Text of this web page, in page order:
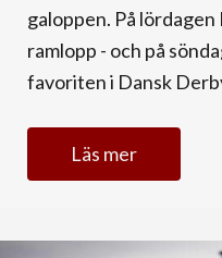
galoppen. På
ramlopp - och på
favoriten i Dansk
Läs mer